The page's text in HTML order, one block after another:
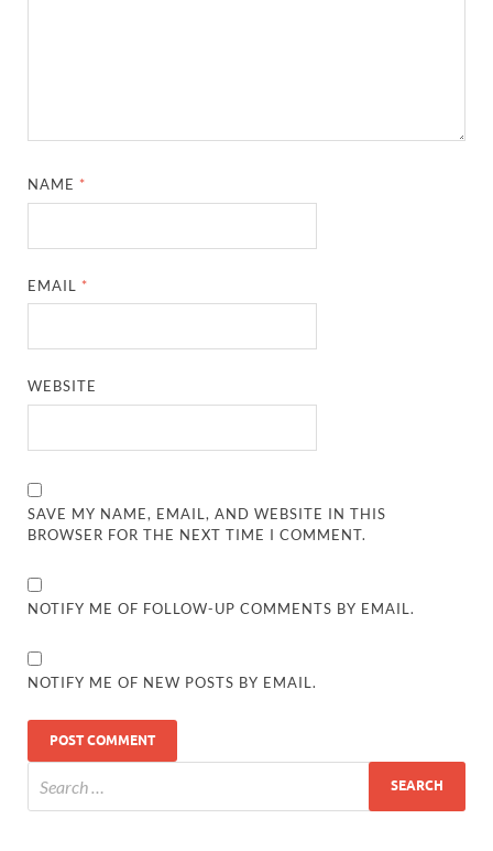
NAME *
EMAIL *
WEBSITE
SAVE MY NAME, EMAIL, AND WEBSITE IN THIS
BROWSER FOR THE NEXT TIME I COMMENT.
NOTIFY ME OF FOLLOW-UP COMMENTS BY EMAIL.
NOTIFY ME OF NEW POSTS BY EMAIL.